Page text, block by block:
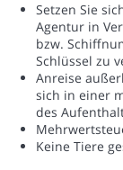
Setzen Sie
Agentur in
bzw.
Schlüssel zu
Anreise
sich in einer
des
Keine Tiere